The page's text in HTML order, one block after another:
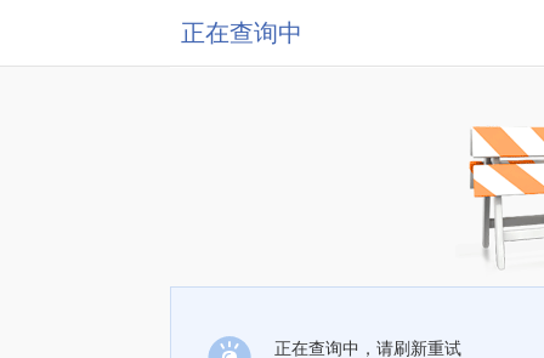
正在查询中
正在查询中，请刷新重试